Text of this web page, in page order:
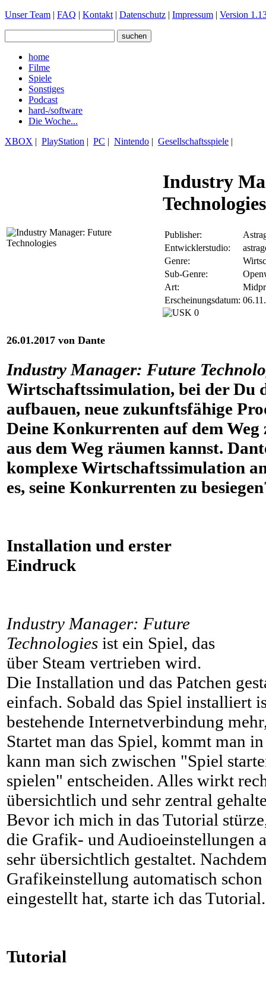
Unser Team | FAQ | Kontakt | Datenschutz | Impressum | Version
home
Filme
Spiele
Sonstiges
Podcast
hard-/software
Die Woche...
XBOX | PlayStation | PC | Nintendo | Gesellschaftsspiele |
Industry
Technologies
Publisher:
Entwicklerstudio:
Genre:
Sub-Genre:
Art:
Erscheinungsdatum:
26.01.2017 von Dante
Industry Manager: Future
Wirtschaftssimulation, bei der Du
aufbauen, neue zukunftsfähige
Deine Konkurrenten auf dem
aus dem Weg räumen kannst.
komplexe Wirtschaftssimulation
es, seine Konkurrenten zu
Installation und erster
Eindruck
Industry Manager: Future
Technologies ist ein Spiel, das
über Steam vertrieben wird.
Die Installation und das Patchen
einfach. Sobald das Spiel installiert
bestehende Internetverbindung
Startet man das Spiel, kommt man
kann man sich zwischen "Spiel
spielen" entscheiden. Alles wirkt
übersichtlich und sehr zentral
Bevor ich mich in das Tutorial
die Grafik- und Audioeinstellungen
sehr übersichtlich gestaltet.
Grafikeinstellung automatisch
eingestellt hat, starte ich das
Tutorial